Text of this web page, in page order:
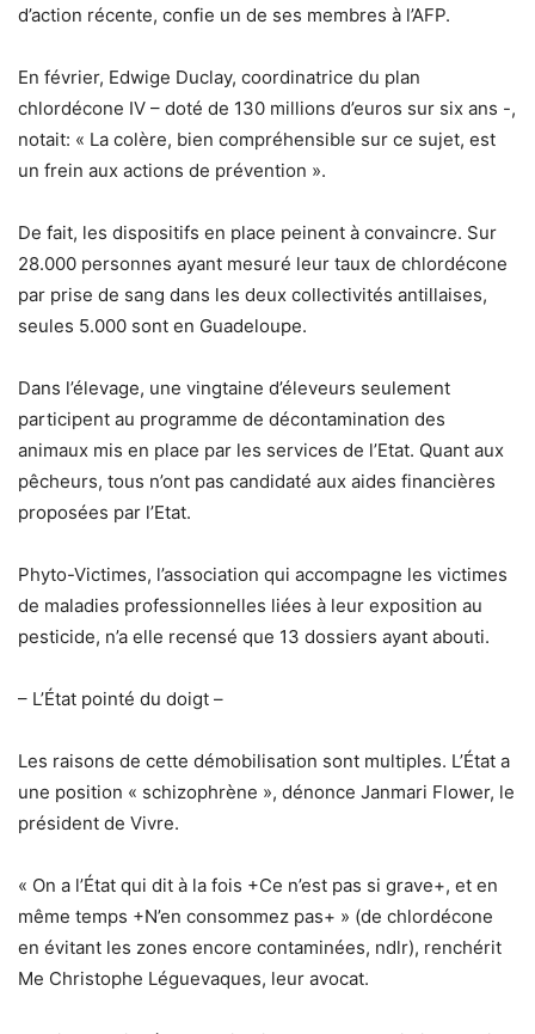
d’action récente, confie un de ses membres à l’AFP.
En février, Edwige Duclay, coordinatrice du plan
chlordécone IV – doté de 130 millions d’euros sur six ans -,
notait: « La colère, bien compréhensible sur ce sujet, est
un frein aux actions de prévention ».
De fait, les dispositifs en place peinent à convaincre. Sur
28.000 personnes ayant mesuré leur taux de chlordécone
par prise de sang dans les deux collectivités antillaises,
seules 5.000 sont en Guadeloupe.
Dans l’élevage, une vingtaine d’éleveurs seulement
participent au programme de décontamination des
animaux mis en place par les services de l’Etat. Quant aux
pêcheurs, tous n’ont pas candidaté aux aides financières
proposées par l’Etat.
Phyto-Victimes, l’association qui accompagne les victimes
de maladies professionnelles liées à leur exposition au
pesticide, n’a elle recensé que 13 dossiers ayant abouti.
– L’État pointé du doigt –
Les raisons de cette démobilisation sont multiples. L’État a
une position « schizophrène », dénonce Janmari Flower, le
président de Vivre.
« On a l’État qui dit à la fois +Ce n’est pas si grave+, et en
même temps +N’en consommez pas+ » (de chlordécone
en évitant les zones encore contaminées, ndlr), renchérit
Me Christophe Léguevaques, leur avocat.